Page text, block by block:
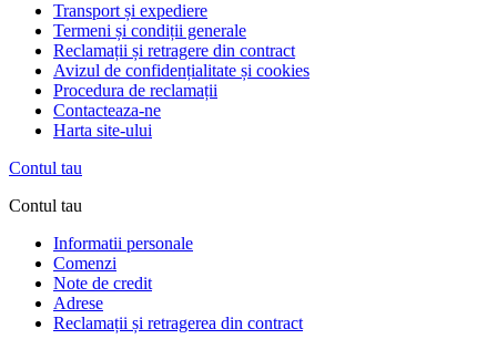
Transport și expediere
Termeni și condiții generale
Reclamații și retragere din contract
Avizul de confidențialitate și cookies
Procedura de reclamații
Contacteaza-ne
Harta site-ului
Contul tau
Contul tau
Informatii personale
Comenzi
Note de credit
Adrese
Reclamații și retragerea din contract